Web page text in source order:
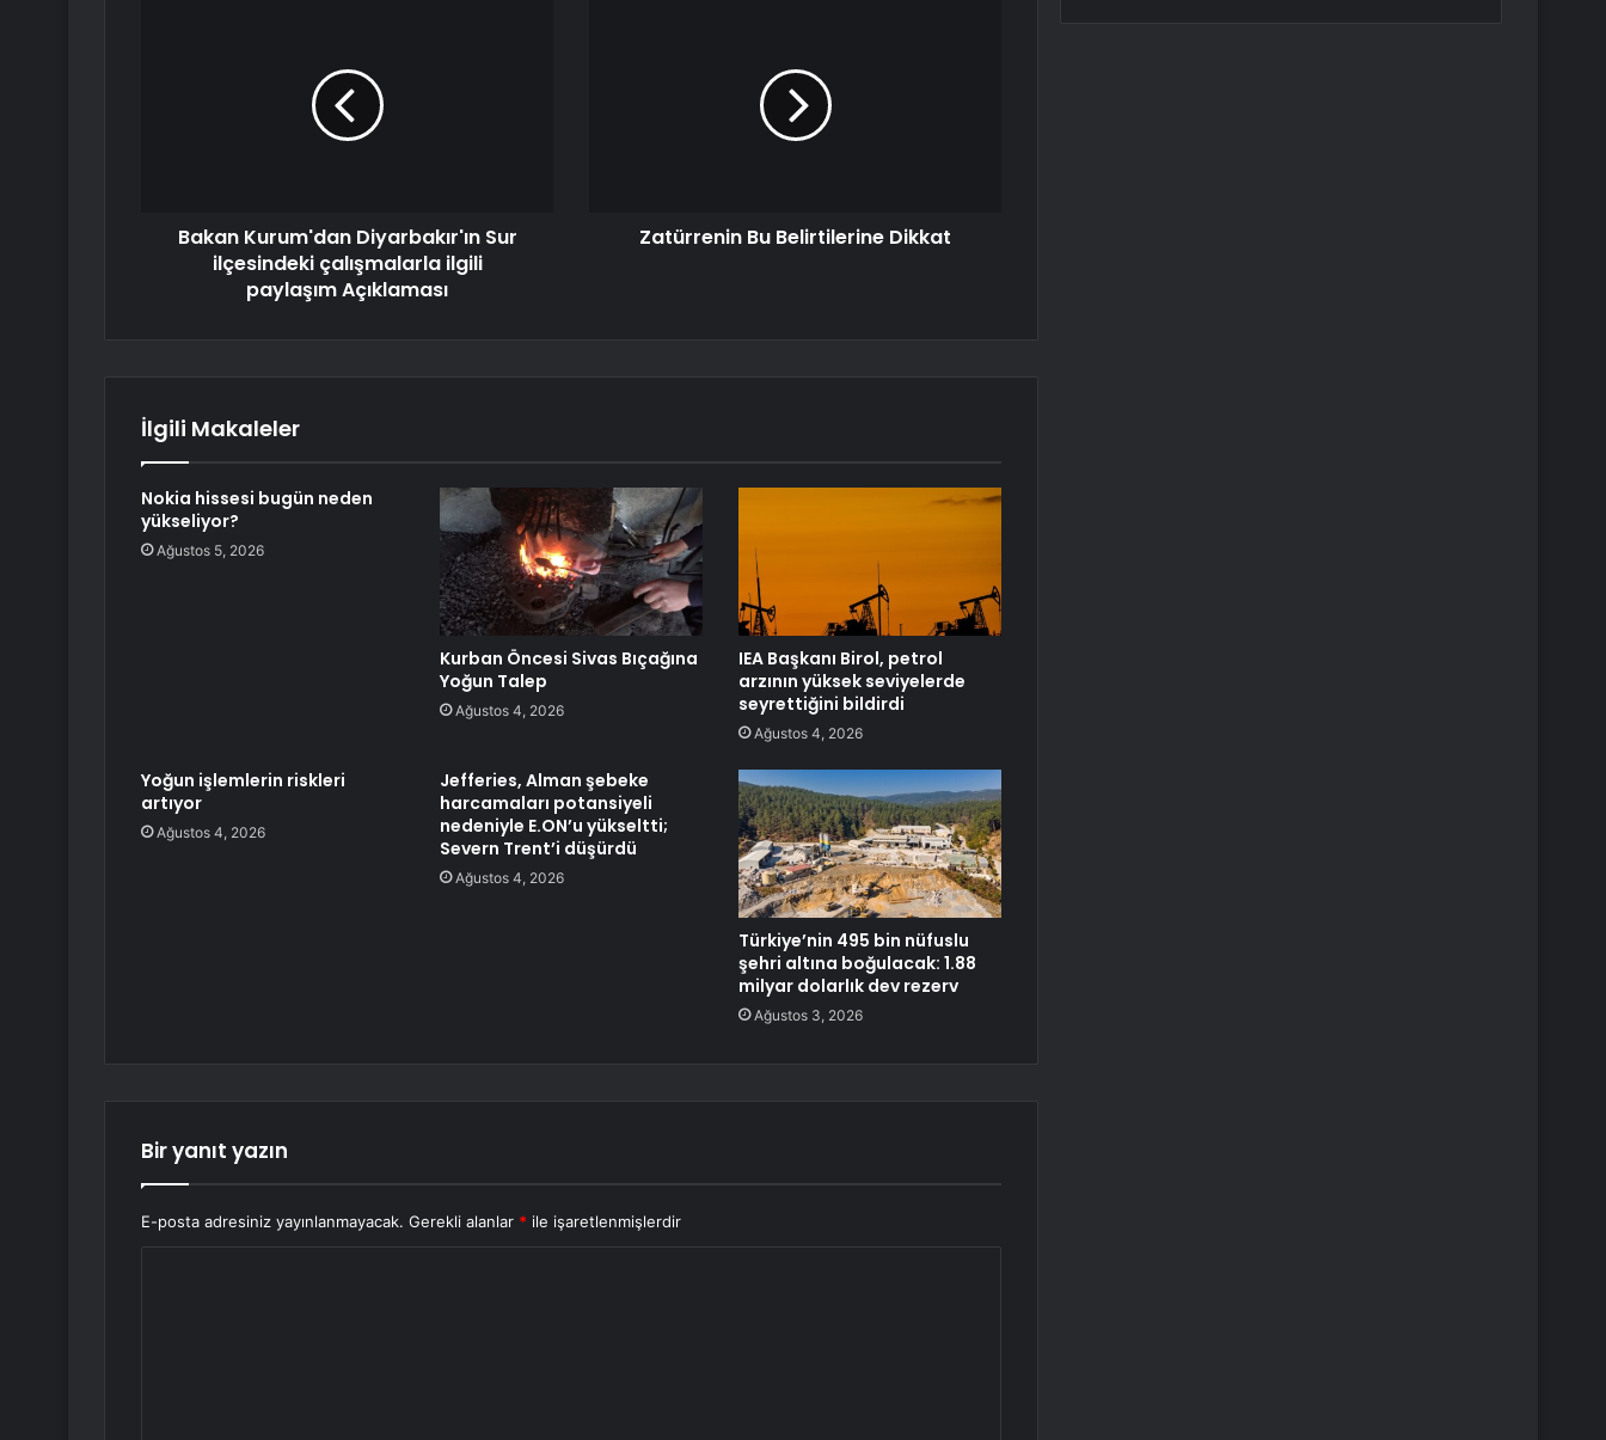
Bakan Kurum'dan Diyarbakır'ın Sur
ilçesindeki çalışmalarla ilgili
paylaşım Açıklaması
Zatürrenin Bu Belirtilerine Dikkat
İlgili Makaleler
Nokia hissesi bugün neden
yükseliyor?
Ağustos 5, 2026
Kurban Öncesi Sivas Bıçağına
Yoğun Talep
Ağustos 4, 2026
IEA Başkanı Birol, petrol
arzının yüksek seviyelerde
seyrettiğini bildirdi
Ağustos 4, 2026
Yoğun işlemlerin riskleri
artıyor
Ağustos 4, 2026
Jefferies, Alman şebeke
harcamaları potansiyeli
nedeniyle E.ON’u yükseltti;
Severn Trent’i düşürdü
Ağustos 4, 2026
Türkiye’nin 495 bin nüfuslu
şehri altına boğulacak: 1.88
milyar dolarlık dev rezerv
Ağustos 3, 2026
Bir yanıt yazın
E-posta adresiniz yayınlanmayacak. Gerekli alanlar * ile işaretlenmişlerdir